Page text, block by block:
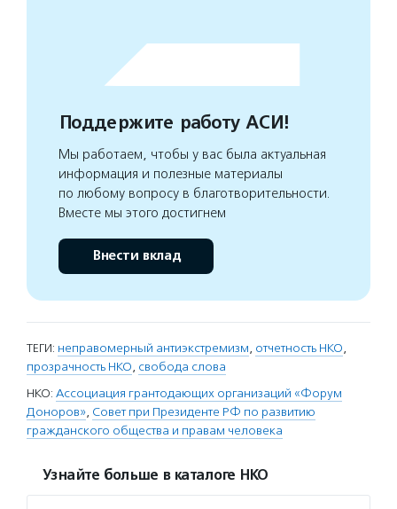
Поддержите работу АСИ!
Мы работаем, чтобы у вас была актуальная
информация и полезные материалы
по любому вопросу в благотворительности.
Вместе мы этого достигнем
Внести вклад
ТЕГИ: неправомерный антиэкстремизм, отчетность НКО,
прозрачность НКО, свобода слова
НКО: Ассоциация грантодающих организаций «Форум
Доноров», Совет при Президенте РФ по развитию
гражданского общества и правам человека
Узнайте больше в каталоге НКО